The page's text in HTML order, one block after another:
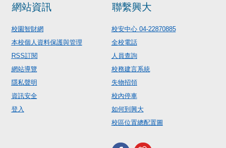
網站資訊
校園智財網
本校個人資料保護與管理
RSS訂閱
網站導覽
隱私聲明
資訊安全
登入
聯繫興大
校安中心 04-22870885
全校電話
人員查詢
校務建言系統
失物招領
校內停車
如何到興大
校區位置總配置圖